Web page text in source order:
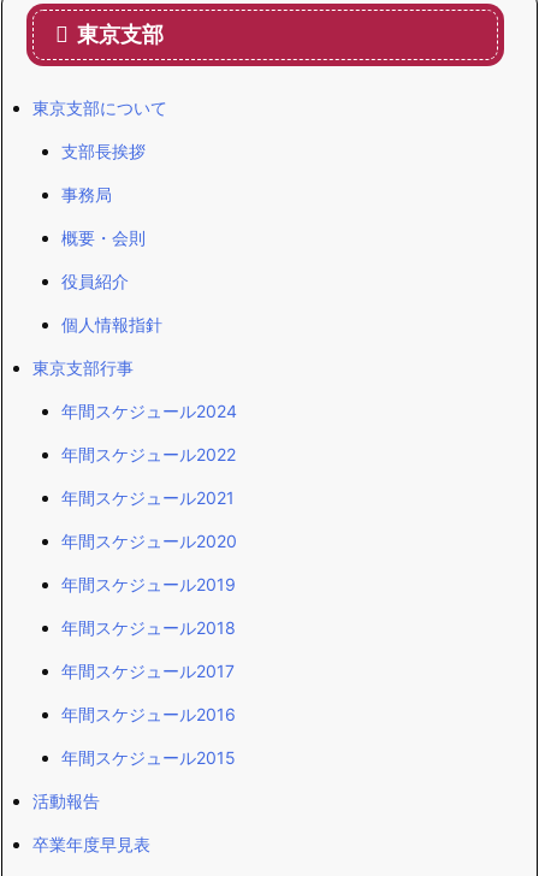
東京支部
東京支部について
支部長挨拶
事務局
概要・会則
役員紹介
個人情報指針
東京支部行事
年間スケジュール2024
年間スケジュール2022
年間スケジュール2021
年間スケジュール2020
年間スケジュール2019
年間スケジュール2018
年間スケジュール2017
年間スケジュール2016
年間スケジュール2015
活動報告
卒業年度早見表